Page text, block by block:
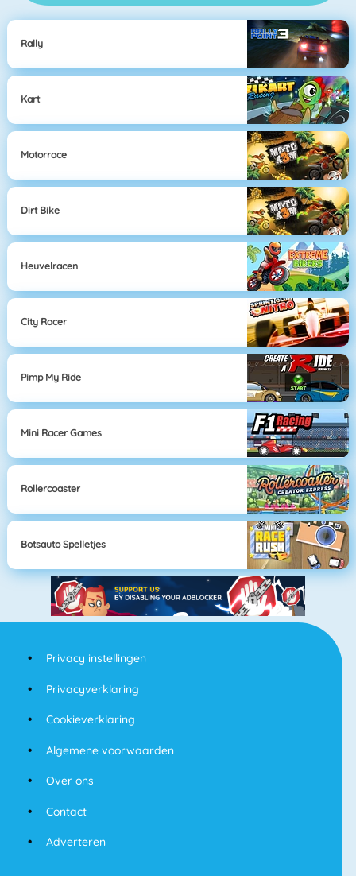
Rally
Kart
Motorrace
Dirt Bike
Heuvelracen
City Racer
Pimp My Ride
Mini Racer Games
Rollercoaster
Botsauto Spelletjes
Privacy instellingen
Privacyverklaring
Cookieverklaring
Algemene voorwaarden
Over ons
Contact
Adverteren